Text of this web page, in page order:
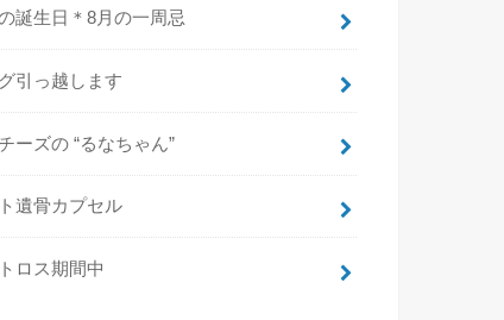
誕生日＊8月の一周忌
引っ越します
ーズの “るなちゃん”
遺骨カプセル
ロス期間中